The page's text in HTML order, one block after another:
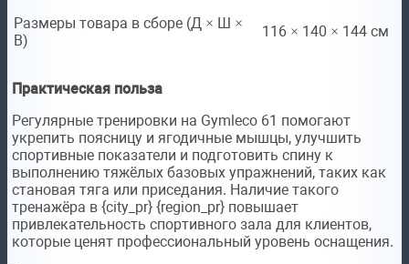
Размеры товара в сборе (Д × Ш ×
В)
116 × 140 × 144 см
Практическая польза
Регулярные тренировки на Gymleco 61 помогают
укрепить поясницу и ягодичные мышцы, улучшить
спортивные показатели и подготовить спину к
выполнению тяжёлых базовых упражнений, таких как
становая тяга или приседания. Наличие такого
тренажёра в {city_pr} {region_pr} повышает
привлекательность спортивного зала для клиентов,
которые ценят профессиональный уровень оснащения.